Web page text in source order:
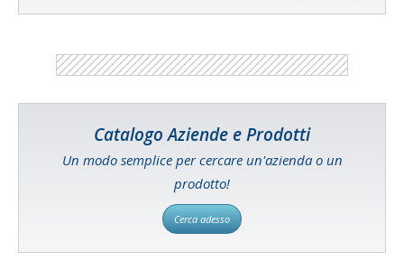
Catalogo Aziende e Prodotti
Un modo semplice per cercare un'azienda o un
prodotto!
Cerca adesso